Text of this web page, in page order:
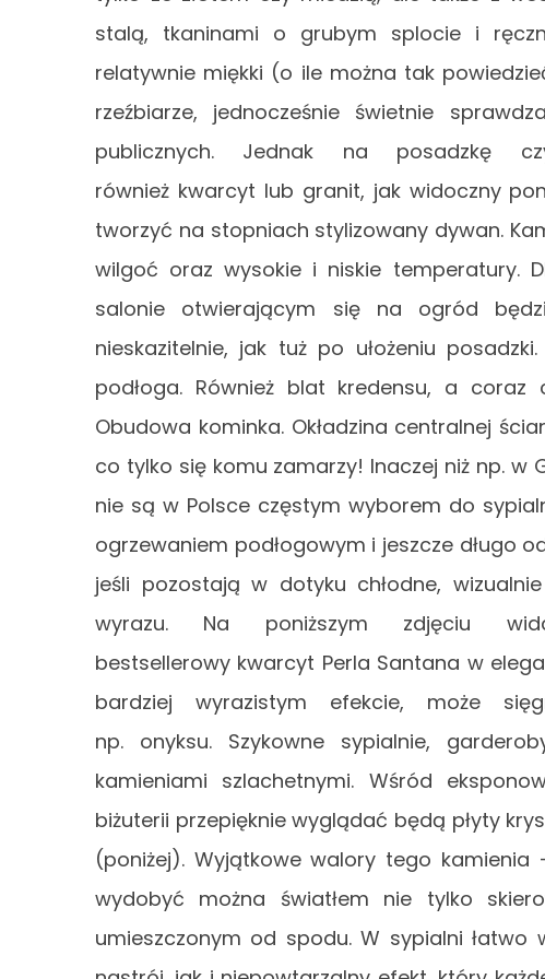
stalą, tkaninami o grubym splocie i
relatywnie miękki (o ile można tak
rzeźbiarze, jednocześnie świetnie
publicznych. Jednak na posadzkę
również kwarcyt lub granit, jak widoczny
tworzyć na stopniach stylizowany dywan.
wilgoć oraz wysokie i niskie temperatury.
salonie otwierającym się na ogród
nieskazitelnie, jak tuż po ułożeniu
podłoga. Również blat kredensu, a coraz
Obudowa kominka. Okładzina centralnej
co tylko się komu zamarzy! Inaczej niż np. w
nie są w Polsce częstym wyborem do
ogrzewaniem podłogowym i jeszcze długo
jeśli pozostają w dotyku chłodne,
wyrazu. Na poniższym zdjęciu
bestsellerowy kwarcyt Perla Santana w
bardziej wyrazistym efekcie, może
np. onyksu. Szykowne sypialnie,
kamieniami szlachetnymi. Wśród
biżuterii przepięknie wyglądać będą płyty
(poniżej). Wyjątkowe walory tego kamienia
wydobyć można światłem nie tylko
umieszczonym od spodu. W sypialni